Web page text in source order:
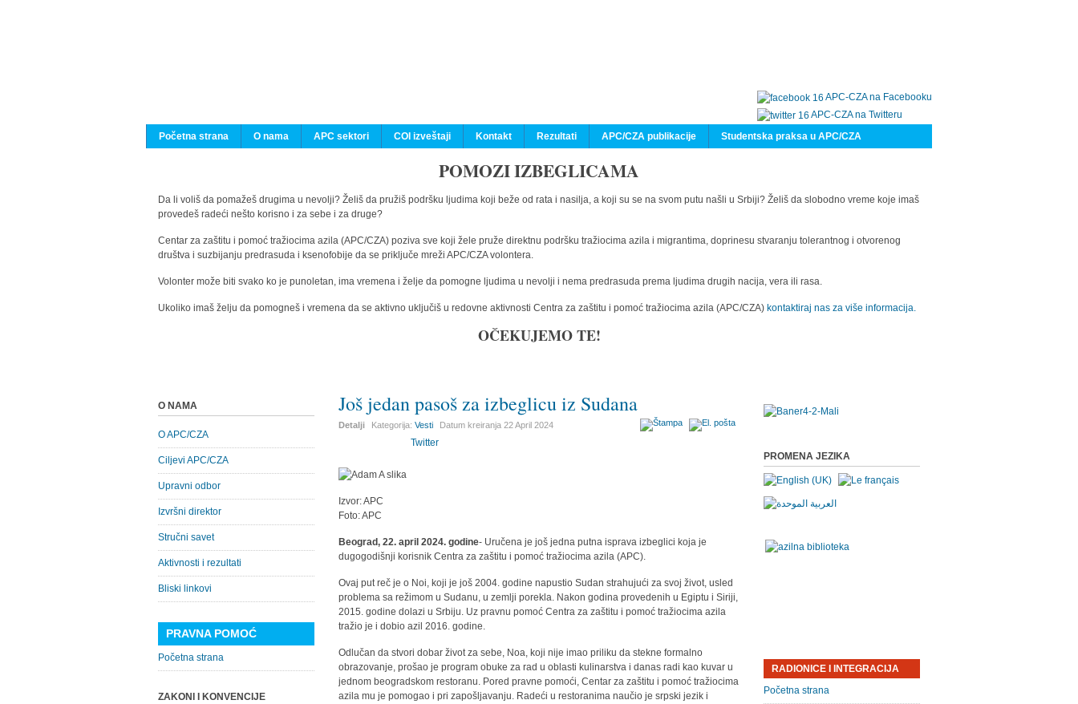
APC-CZA na Facebooku
APC-CZA na Twitteru
Početna strana
O nama APC sektori COI izveštaji Kontakt Rezultati APC/CZA publikacije Studentska praksa u APC/CZA
POMOZI IZBEGLICAMA
Da li voliš da pomažeš drugima u nevolji? Želiš da pružiš podršku ljudima koji beže od rata i nasilja, a koji su se na svom putu našli u Srbiji? Želiš da slobodno vreme koje imaš
provedeš radeći nešto korisno i za sebe i za druge?
Centar za zaštitu i pomoć tražiocima azila (APC/CZA) poziva sve koji žele pruže direktnu podršku tražiocima azila i migrantima, doprinesu stvaranju tolerantnog i otvorenog
društva i suzbijanju predrasuda i ksenofobije da se priključe mreži APC/CZA volontera.
Volonter može biti svako ko je punoletan, ima vremena i želje da pomogne ljudima u nevolji i nema predrasuda prema ljudima drugih nacija, vera ili rasa.
Ukoliko imaš želju da pomogneš i vremena da se aktivno uključiš u redovne aktivnosti Centra za zaštitu i pomoć tražiocima azila (APC/CZA) kontaktiraj nas za više informacija.
OČEKUJEMO TE!
Još jedan pasoš za izbeglicu iz Sudana
Detalji Kategorija:Vesti Datum kreiranja22 April 2024
Twitter
Izvor: APC
Foto: APC
Beograd, 22. april 2024. godine- Uručena je još jedna putna isprava izbeglici koja je
dugogodišnji korisnik Centra za zaštitu i pomoć tražiocima azila (APC).
Ovaj put reč je o Noi, koji je još 2004. godine napustio Sudan strahujući za svoj život, usled
problema sa režimom u Sudanu, u zemlji porekla. Nakon godina provedenih u Egiptu i Siriji,
2015. godine dolazi u Srbiju. Uz pravnu pomoć Centra za zaštitu i pomoć tražiocima azila
tražio je i dobio azil 2016. godine.
Odlučan da stvori dobar život za sebe, Noa, koji nije imao priliku da stekne formalno
obrazovanje, prošao je program obuke za rad u oblasti kulinarstva i danas radi kao kuvar u
jednom beogradskom restoranu. Pored pravne pomoći, Centar za zaštitu i pomoć tražiocima
azila mu je pomogao i pri zapošljavanju. Radeći u restoranima naučio je srpski jezik i
O NAMA
O APC/CZA
Ciljevi APC/CZA
Upravni odbor
Izvršni direktor
Stručni savet
Aktivnosti i rezultati
Bliski linkovi
PRAVNA POMOĆ
Početna strana
ZAKONI I KONVENCIJE
PROMENA JEZIKA
RADIONICE I INTEGRACIJA
Početna strana